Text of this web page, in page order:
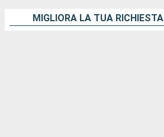
MIGLIORA LA TUA RICHIESTA